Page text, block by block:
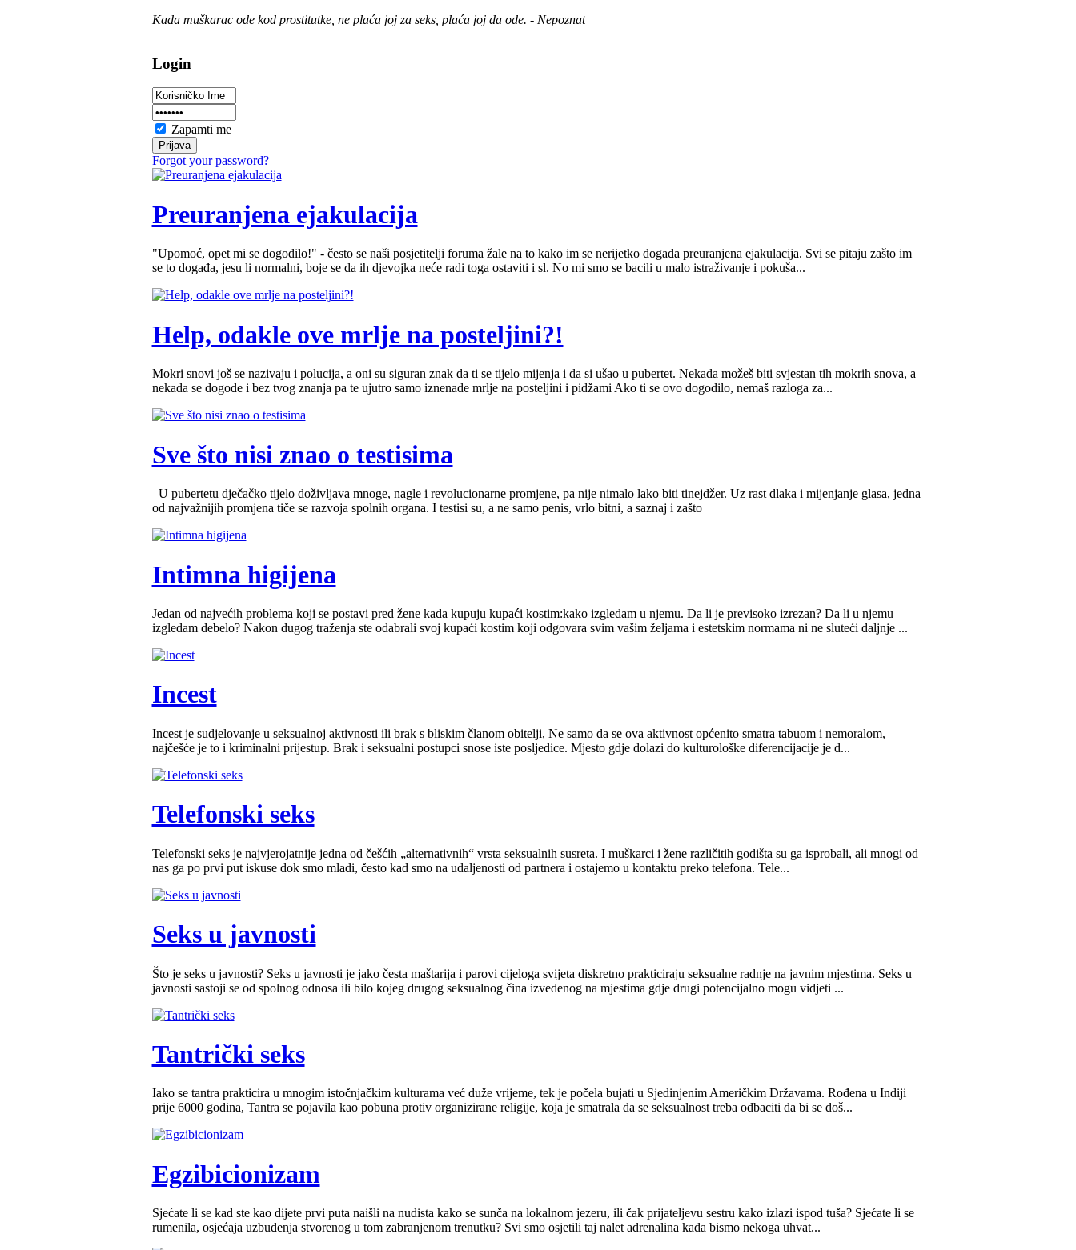
Kada muškarac ode kod prostitutke, ne plaća joj za seks, plaća joj da ode. - Nepoznat
Login
Zapamti me
Forgot your password?
Preuranjena ejakulacija
"Upomoć, opet mi se dogodilo!" - često se naši posjetitelji foruma žale na to kako im se nerijetko događa preuranjena ejakulacija. Svi se pitaju zašto im
se to događa, jesu li normalni, boje se da ih djevojka neće radi toga ostaviti i sl. No mi smo se bacili u malo istraživanje i pokuša...
Help, odakle ove mrlje na posteljini?!
Mokri snovi još se nazivaju i polucija, a oni su siguran znak da ti se tijelo mijenja i da si ušao u pubertet. Nekada možeš biti svjestan tih mokrih snova, a
nekada se dogode i bez tvog znanja pa te ujutro samo iznenade mrlje na posteljini i pidžami Ako ti se ovo dogodilo, nemaš razloga za...
Sve što nisi znao o testisima
U pubertetu dječačko tijelo doživljava mnoge, nagle i revolucionarne promjene, pa nije nimalo lako biti tinejdžer. Uz rast dlaka i mijenjanje glasa, jedna
od najvažnijih promjena tiče se razvoja spolnih organa. I testisi su, a ne samo penis, vrlo bitni, a saznaj i zašto
Intimna higijena
Jedan od najvećih problema koji se postavi pred žene kada kupuju kupaći kostim:kako izgledam u njemu. Da li je previsoko izrezan? Da li u njemu
izgledam debelo? Nakon dugog traženja ste odabrali svoj kupaći kostim koji odgovara svim vašim željama i estetskim normama ni ne sluteći daljnje ...
Incest
Incest je sudjelovanje u seksualnoj aktivnosti ili brak s bliskim članom obitelji, Ne samo da se ova aktivnost općenito smatra tabuom i nemoralom,
najčešće je to i kriminalni prijestup. Brak i seksualni postupci snose iste posljedice. Mjesto gdje dolazi do kulturološke diferencijacije je d...
Telefonski seks
Telefonski seks je najvjerojatnije jedna od češćih „alternativnih“ vrsta seksualnih susreta. I muškarci i žene različitih godišta su ga isprobali, ali mnogi od
nas ga po prvi put iskuse dok smo mladi, često kad smo na udaljenosti od partnera i ostajemo u kontaktu preko telefona. Tele...
Seks u javnosti
Što je seks u javnosti? Seks u javnosti je jako česta maštarija i parovi cijeloga svijeta diskretno prakticiraju seksualne radnje na javnim mjestima. Seks u
javnosti sastoji se od spolnog odnosa ili bilo kojeg drugog seksualnog čina izvedenog na mjestima gdje drugi potencijalno mogu vidjeti ...
Tantrički seks
Iako se tantra prakticira u mnogim istočnjačkim kulturama već duže vrijeme, tek je počela bujati u Sjedinjenim Američkim Državama. Rođena u Indiji
prije 6000 godina, Tantra se pojavila kao pobuna protiv organizirane religije, koja je smatrala da se seksualnost treba odbaciti da bi se doš...
Egzibicionizam
Sjećate li se kad ste kao dijete prvi puta naišli na nudista kako se sunča na lokalnom jezeru, ili čak prijateljevu sestru kako izlazi ispod tuša? Sjećate li se
rumenila, osjećaja uzbuđenja stvorenog u tom zabranjenom trenutku? Svi smo osjetili taj nalet adrenalina kada bismo nekoga uhvat...